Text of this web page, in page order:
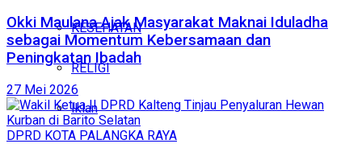
KESEHATAN
RELIGI
Iklan
Okki Maulana Ajak Masyarakat Maknai Iduladha
sebagai Momentum Kebersamaan dan
Peningkatan Ibadah
27 Mei 2026
DPRD KOTA PALANGKA RAYA